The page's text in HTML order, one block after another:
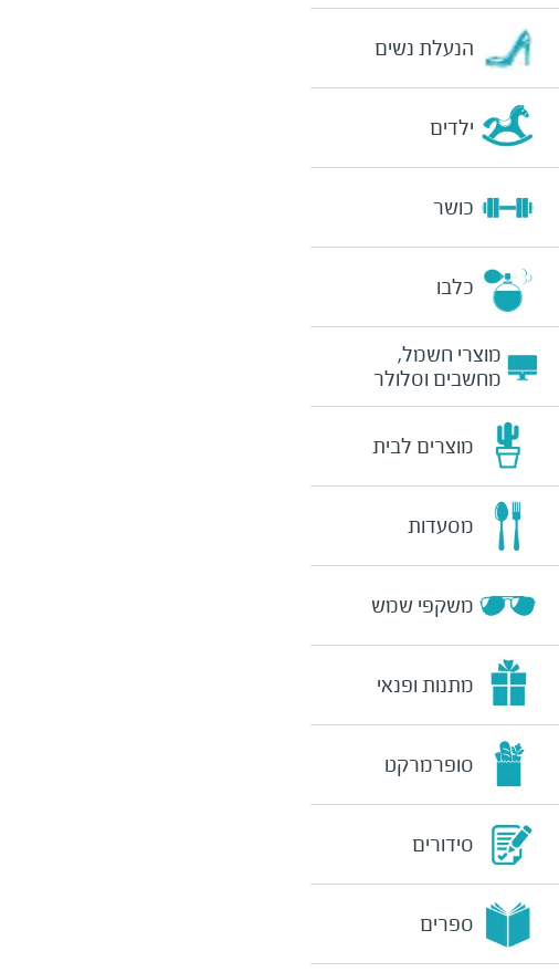
הנעלת נשים
ילדים
כושר
כלבו
מוצרי חשמל,
מחשבים וסלולר
מוצרים לבית
מסעדות
משקפי שמש
מתנות ופנאי
סופרמרקט
סידורים
ספרים